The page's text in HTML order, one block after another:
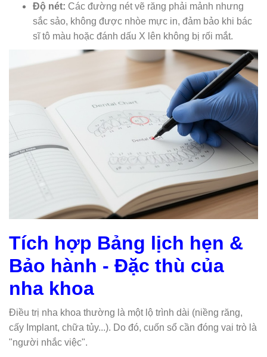
Độ nét: Các đường nét vẽ răng phải mảnh nhưng
sắc sảo, không được nhòe mực in, đảm bảo khi bác
sĩ tô màu hoặc đánh dấu X lên không bị rối mắt.
Tích hợp Bảng lịch hẹn &
Bảo hành - Đặc thù của
nha khoa
Điều trị nha khoa thường là một lộ trình dài (niềng răng,
cấy Implant, chữa tủy...). Do đó, cuốn sổ cần đóng vai trò là
"người nhắc việc".